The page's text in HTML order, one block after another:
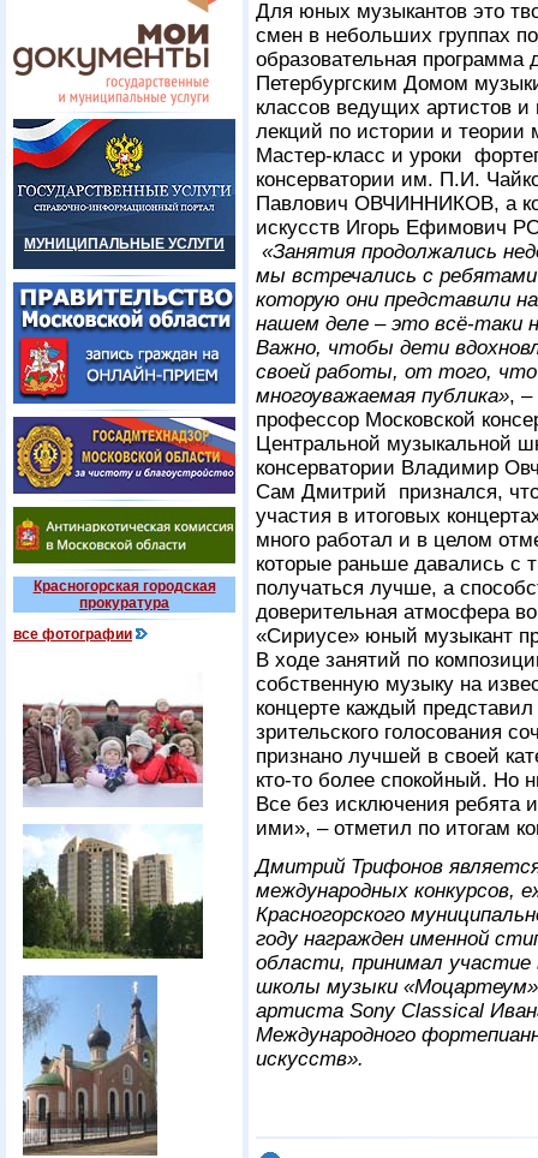
МУНИЦИПАЛЬНЫЕ УСЛУГИ
Красногорская городская
прокуратура
все фотографии
Для юных музыкантов это
смен в небольших группах
образовательная программа
Петербургским Домом
классов ведущих артистов и
лекций по истории и теории
Мастер-класс и уроки
консерватории им. П.И.
Павлович ОВЧИННИКОВ, а
искусств Игорь Ефимович
«Занятия продолжались
мы встречались с
которую они представили
нашем деле – это всё-таки
Важно, чтобы дети
своей работы, от того,
многоуважаемая публика», –
профессор Московской
Центральной музыкальной
консерватории Владимир
Сам Дмитрий признался,
участия в итоговых
много работал и в целом
которые раньше давались с
получаться лучше, а
доверительная атмосфера
«Сириусе» юный музыкант
В ходе занятий по
собственную музыку на
концерте каждый
зрительского голосования
признано лучшей в своей
кто-то более спокойный. Но
Все без исключения ребята
ими», – отметил по итогам
Дмитрий Трифонов
международных конкурсов,
Красногорского
году награжден именной
области, принимал
школы музыки «Моцартеум»
артиста Sony Classical
Международного
искусств».